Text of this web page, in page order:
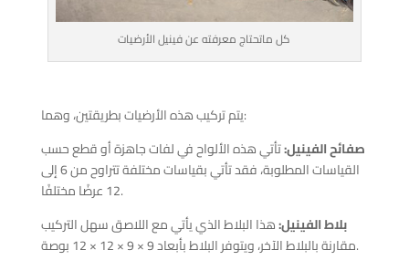
كل ماتحتاج معرفته عن فينيل الأرضيات
يتم تركيب هذه الأرضيات بطريقتين، وهما:
صفائح الفينيل:تأتي هذه الألواح في لفات جاهزة أو قطع حسب
القياسات المطلوبة، فقد تأتي بقياسات مختلفة تتراوح من 6 إلى
12 عرضًا مختلفًا.
بلاط الفينيل:هذا البلاط الذي يأتي مع اللاصق سهل التركيب
مقارنة بالبلاط الآخر، ويتوفر البلاط بأبعاد 9 × 9 × 12 × 12 بوصة.